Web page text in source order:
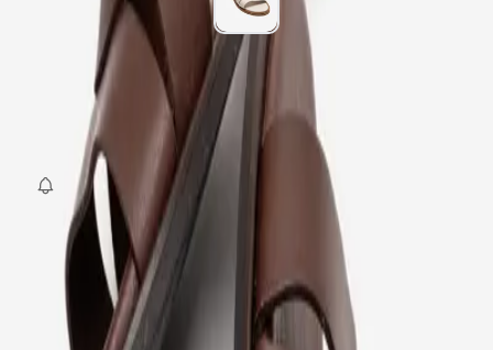
38 40
SEPETE EKLE
Fırsat Kombini Componenti Buraya Gelecek